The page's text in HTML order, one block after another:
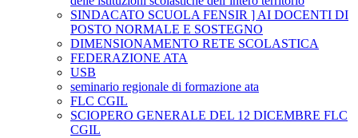
SINDACATO SCUOLA FENSIR ] AI DOCENTI DI
POSTO NORMALE E SOSTEGNO
DIMENSIONAMENTO RETE SCOLASTICA
FEDERAZIONE ATA
USB
seminario regionale di formazione ata
FLC CGIL
SCIOPERO GENERALE DEL 12 DICEMBRE FLC
CGIL